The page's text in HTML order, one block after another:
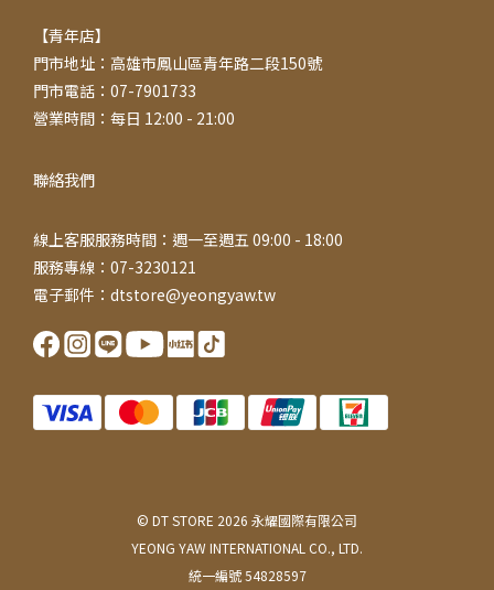
【青年店】
門市地址：高雄市鳳山區青年路二段150號
門市電話：07-7901733
營業時間：每日 12:00 - 21:00
聯絡我們
線上客服服務時間：週一至週五 09:00 - 18:00
服務專線：07-3230121
電子郵件：dtstore@yeongyaw.tw
© DT STORE 2026 永耀國際有限公司
YEONG YAW INTERNATIONAL CO., LTD.
統一編號 54828597